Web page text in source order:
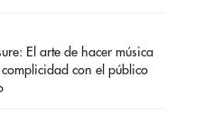
El arte de hacer música
con el público